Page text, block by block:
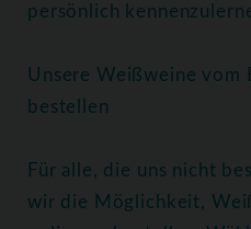
persönlich
Unsere Weißweine vom
bestellen
Für alle, die uns nicht
wir die Möglichkeit,